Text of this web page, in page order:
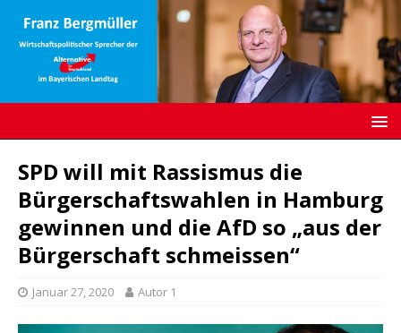
SPD will mit Rassismus die
Bürgerschaftswahlen in Hamburg
gewinnen und die AfD so „aus der
Bürgerschaft schmeissen“
Januar 27, 2020 Autor 1